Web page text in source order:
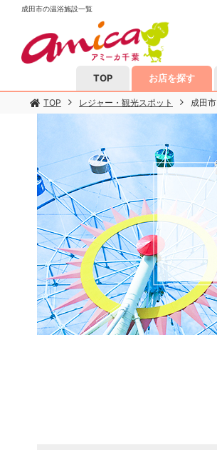
成田市の温浴施設一覧
TOP お店を探す
TOP レジャー・観光スポット 成田市